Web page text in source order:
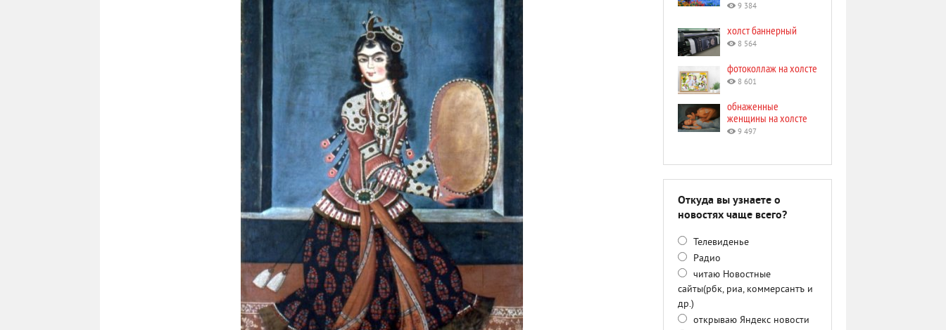
9 384
холст баннерный
8 564
фотоколлаж на холсте
8 601
обнаженные
женщины на холсте
9 497
Откуда вы узнаете о
новостях чаще всего?
Телевиденье
Радио
читаю Новостные
сайты(рбк, риа, коммерсантъ и
др.)
открываю Яндекс новости